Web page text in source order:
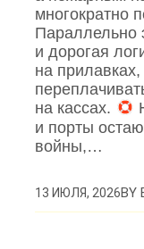
многократно
Параллельно
и дорогая
на
на кассах.
и порты
войны,…
13 ИЮЛЯ, 2026BY